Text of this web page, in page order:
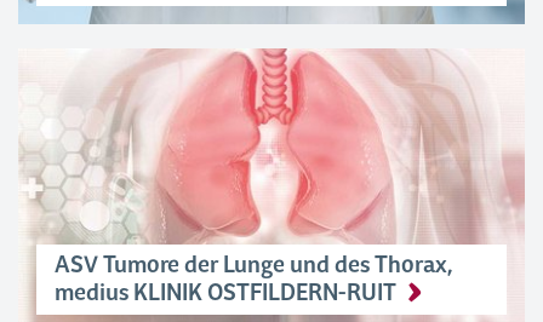
ASV Tumore der Lunge und des Thorax,
medius KLINIK OSTFILDERN-RUIT